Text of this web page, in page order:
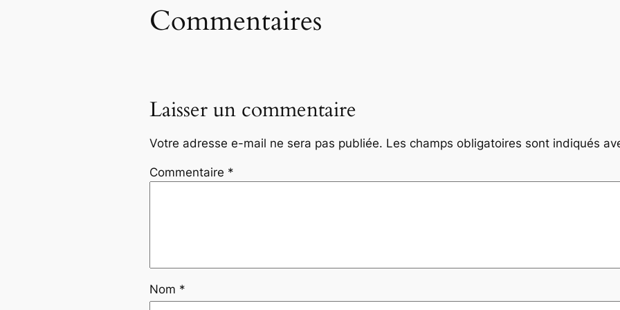
Commentaires
Laisser un commentaire
Votre adresse e-mail ne sera pas publiée. Les champs obligatoires sont indiqués
Commentaire *
Nom *